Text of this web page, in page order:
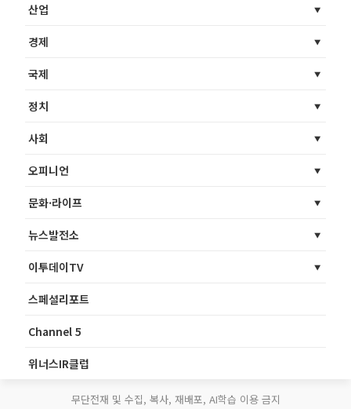
산업
경제
국제
정치
사회
오피니언
문화·라이프
뉴스발전소
이투데이TV
스페셜리포트
Channel 5
위너스IR클럽
무단전재 및 수집, 복사, 재배포, AI학습 이용 금지